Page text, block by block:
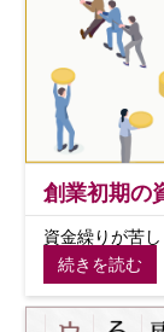
創業初期の
資金繰りが苦
続きを読む